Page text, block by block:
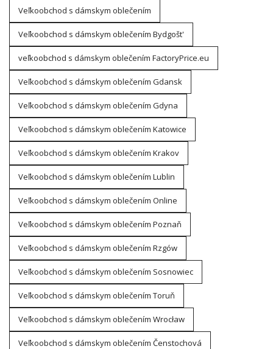
Veľkoobchod s dámskym oblečením
Veľkoobchod s dámskym oblečením Bydgošt'
veľkoobchod s dámskym oblečením FactoryPrice.eu
Veľkoobchod s dámskym oblečením Gdansk
Veľkoobchod s dámskym oblečením Gdyna
Veľkoobchod s dámskym oblečením Katowice
Veľkoobchod s dámskym oblečením Krakov
Veľkoobchod s dámskym oblečením Lublin
Veľkoobchod s dámskym oblečením Online
Veľkoobchod s dámskym oblečením Poznaň
Veľkoobchod s dámskym oblečením Rzgów
Veľkoobchod s dámskym oblečením Sosnowiec
Veľkoobchod s dámskym oblečením Toruň
Veľkoobchod s dámskym oblečením Wrocław
Veľkoobchod s dámskym oblečením Čenstochová